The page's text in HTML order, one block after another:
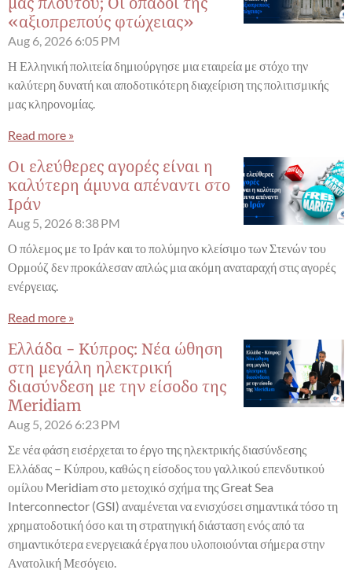
«αξιοπρεπούς φτώχειας»
Aug 6, 2026 6:05 PM
Η Ελληνική πολιτεία δημιούργησε μια εταιρεία με στόχο την
καλύτερη δυνατή και αποδοτικότερη διαχείριση της πολιτισμικής
μας κληρονομίας.
Read more »
Οι ελεύθερες αγορές είναι η
καλύτερη άμυνα απέναντι στο
Ιράν
Aug 5, 2026 8:38 PM
Ο πόλεμος με το Ιράν και το πολύμηνο κλείσιμο των Στενών του
Ορμούζ δεν προκάλεσαν απλώς μια ακόμη αναταραχή στις αγορές
ενέργειας.
Read more »
Ελλάδα - Κύπρος: Νέα ώθηση
στη μεγάλη ηλεκτρική
διασύνδεση με την είσοδο της
Meridiam
Aug 5, 2026 6:23 PM
Σε νέα φάση εισέρχεται το έργο της ηλεκτρικής διασύνδεσης
Ελλάδας – Κύπρου, καθώς η είσοδος του γαλλικού επενδυτικού
ομίλου Meridiam στο μετοχικό σχήμα της Great Sea
Interconnector (GSI) αναμένεται να ενισχύσει σημαντικά τόσο τη
χρηματοδοτική όσο και τη στρατηγική διάσταση ενός από τα
σημαντικότερα ενεργειακά έργα που υλοποιούνται σήμερα στην
Ανατολική Μεσόγειο.